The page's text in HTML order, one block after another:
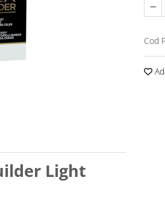
Cod
Light